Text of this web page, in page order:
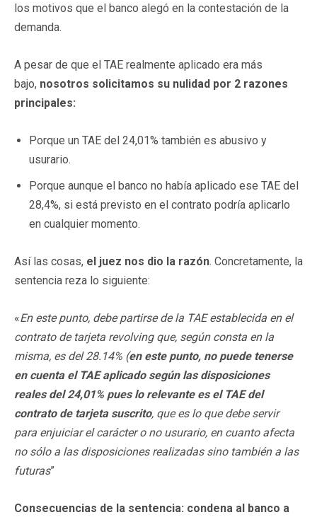
los motivos que el banco alegó en la contestación de la
demanda.
A pesar de que el TAE realmente aplicado era más
bajo, nosotros solicitamos su nulidad por 2 razones
principales:
Porque un TAE del 24,01% también es abusivo y
usurario.
Porque aunque el banco no había aplicado ese TAE del
28,4%, si está previsto en el contrato podría aplicarlo
en cualquier momento.
Así las cosas, el juez nos dio la razón. Concretamente, la
sentencia reza lo siguiente:
«En este punto, debe partirse de la TAE establecida en el
contrato de tarjeta revolving que, según consta en la
misma, es del 28.14% (en este punto, no puede tenerse
en cuenta el TAE aplicado según las disposiciones
reales del 24,01% pues lo relevante es el TAE del
contrato de tarjeta suscrito, que es lo que debe servir
para enjuiciar el carácter o no usurario, en cuanto afecta
no sólo a las disposiciones realizadas sino también a las
futuras”
Consecuencias de la sentencia: condena al banco a